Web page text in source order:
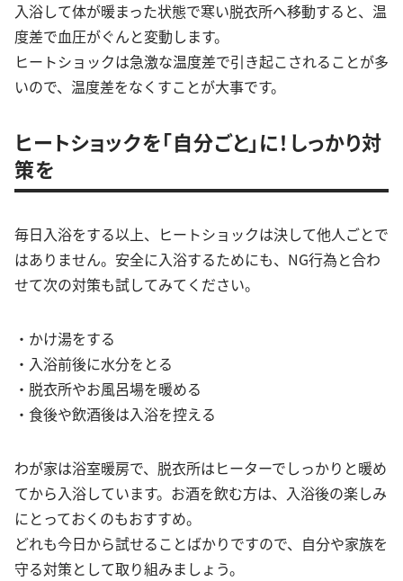
入浴して体が暖まった状態で寒い脱衣所へ移動すると、温
度差で血圧がぐんと変動します。
ヒートショックは急激な温度差で引き起こされることが多
いので、温度差をなくすことが大事です。
ヒートショックを「自分ごと」に！しっかり対
策を
毎日入浴をする以上、ヒートショックは決して他人ごとで
はありません。安全に入浴するためにも、NG行為と合わ
せて次の対策も試してみてください。
・かけ湯をする
・入浴前後に水分をとる
・脱衣所やお風呂場を暖める
・食後や飲酒後は入浴を控える
わが家は浴室暖房で、脱衣所はヒーターでしっかりと暖め
てから入浴しています。お酒を飲む方は、入浴後の楽しみ
にとっておくのもおすすめ。
どれも今日から試せることばかりですので、自分や家族を
守る対策として取り組みましょう。